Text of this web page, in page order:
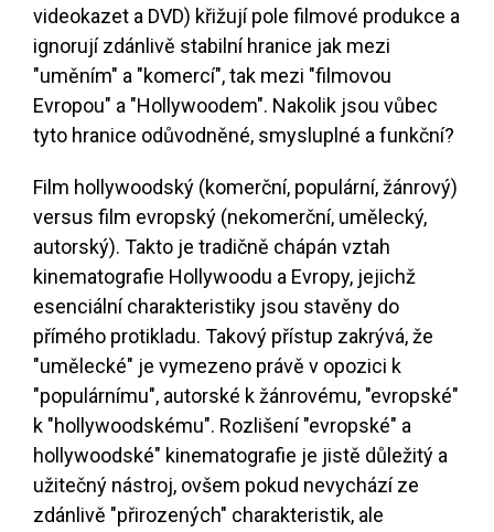
videokazet a DVD) křižují pole filmové produkce a
ignorují zdánlivě stabilní hranice jak mezi
"uměním" a "komercí", tak mezi "filmovou
Evropou" a "Hollywoodem". Nakolik jsou vůbec
tyto hranice odůvodněné, smysluplné a funkční?
Film hollywoodský (komerční, populární, žánrový)
versus film evropský (nekomerční, umělecký,
autorský). Takto je tradičně chápán vztah
kinematografie Hollywoodu a Evropy, jejichž
esenciální charakteristiky jsou stavěny do
přímého protikladu. Takový přístup zakrývá, že
"umělecké" je vymezeno právě v opozici k
"populárnímu", autorské k žánrovému, "evropské"
k "hollywoodskému". Rozlišení "evropské" a
hollywoodské" kinematografie je jistě důležitý a
užitečný nástroj, ovšem pokud nevychází ze
zdánlivě "přirozených" charakteristik, ale